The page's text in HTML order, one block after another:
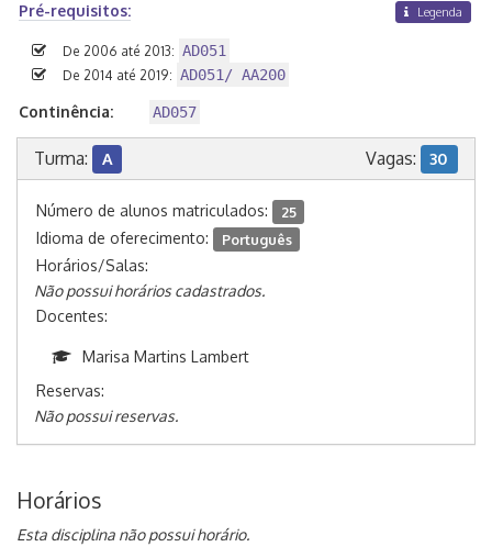
Pré-requisitos: Legenda
De 2006 até 2013: AD051
De 2014 até 2019: AD051/ AA200
Continência: AD057
Turma: A Vagas: 30
Número de alunos matriculados: 25
Idioma de oferecimento: Português
Horários/Salas:
Não possui horários cadastrados.
Docentes:
Marisa Martins Lambert
Reservas:
Não possui reservas.
Horários
Esta disciplina não possui horário.